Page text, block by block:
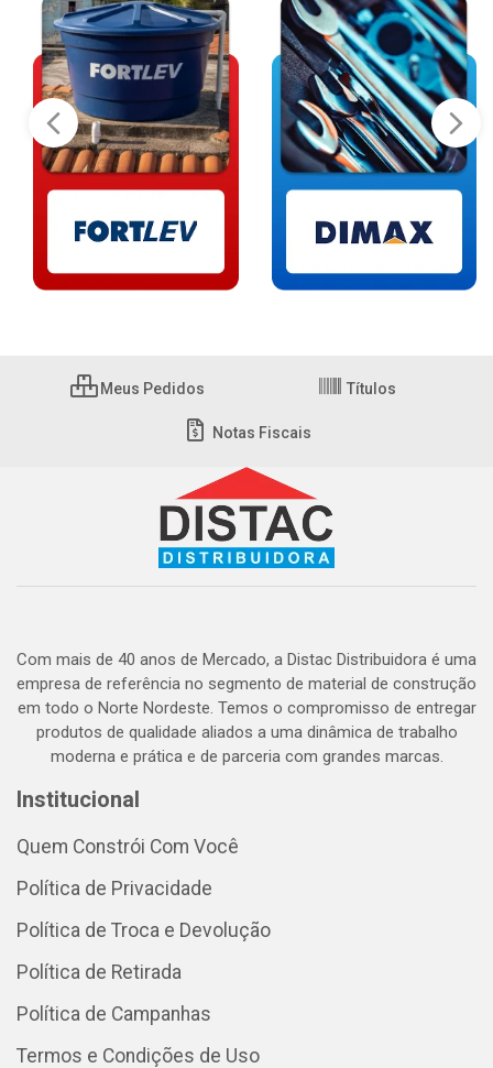
Meus Pedidos Títulos
Notas Fiscais
Com mais de 40 anos de Mercado, a Distac Distribuidora é uma
empresa de referência no segmento de material de construção
em todo o Norte Nordeste. Temos o compromisso de entregar
produtos de qualidade aliados a uma dinâmica de trabalho
moderna e prática e de parceria com grandes marcas.
Institucional
Quem Constrói Com Você
Política de Privacidade
Política de Troca e Devolução
Política de Retirada
Política de Campanhas
Termos e Condições de Uso